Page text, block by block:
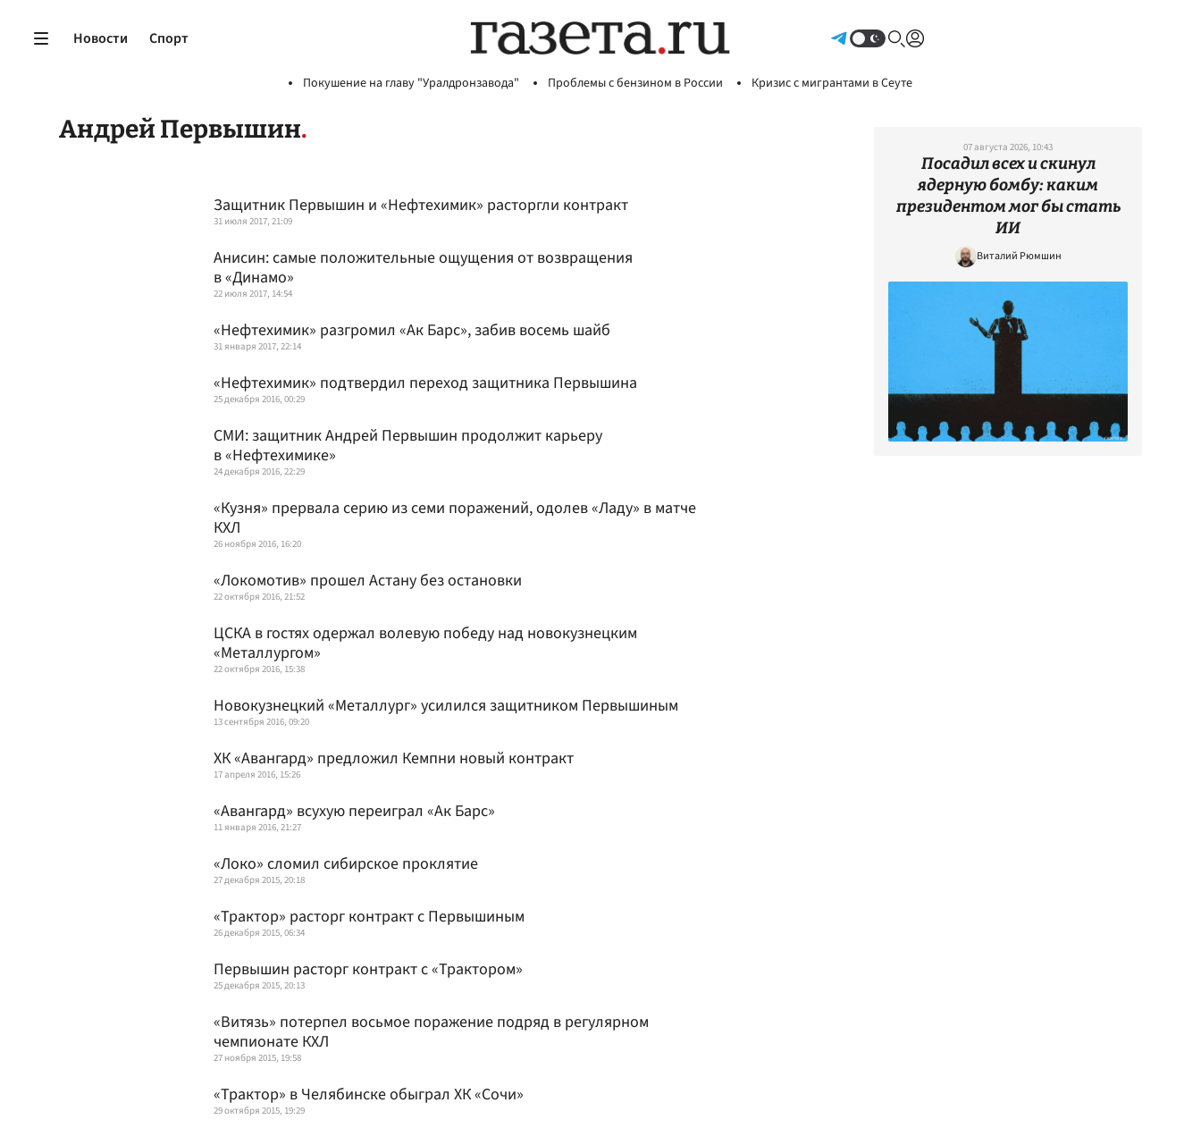
Новости Спорт
Покушение на главу "Уралдронзавода" Проблемы с бензином в России Кризис с мигрантами в Сеуте
Андрей Первышин
Защитник Первышин и «Нефтехимик» расторгли контракт
31 июля 2017, 21:09
Анисин: самые положительные ощущения от возвращения
в «Динамо»
22 июля 2017, 14:54
«Нефтехимик» разгромил «Ак Барс», забив восемь шайб
31 января 2017, 22:14
«Нефтехимик» подтвердил переход защитника Первышина
25 декабря 2016, 00:29
СМИ: защитник Андрей Первышин продолжит карьеру
в «Нефтехимике»
24 декабря 2016, 22:29
«Кузня» прервала серию из семи поражений, одолев «Ладу» в матче
КХЛ
26 ноября 2016, 16:20
«Локомотив» прошел Астану без остановки
22 октября 2016, 21:52
ЦСКА в гостях одержал волевую победу над новокузнецким
«Металлургом»
22 октября 2016, 15:38
Новокузнецкий «Металлург» усилился защитником Первышиным
13 сентября 2016, 09:20
ХК «Авангард» предложил Кемпни новый контракт
17 апреля 2016, 15:26
«Авангард» всухую переиграл «Ак Барс»
11 января 2016, 21:27
«Локо» сломил сибирское проклятие
27 декабря 2015, 20:18
«Трактор» расторг контракт с Первышиным
26 декабря 2015, 06:34
Первышин расторг контракт с «Трактором»
25 декабря 2015, 20:13
«Витязь» потерпел восьмое поражение подряд в регулярном
чемпионате КХЛ
27 ноября 2015, 19:58
«Трактор» в Челябинске обыграл ХК «Сочи»
29 октября 2015, 19:29
07 августа 2026, 10:43
Посадил всех и скинул
ядерную бомбу: каким
президентом мог бы стать
ИИ
Виталий Рюмшин